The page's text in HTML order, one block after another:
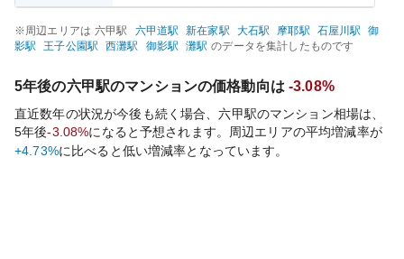
※周辺エリアは 六甲駅 六甲道駅 新在家駅 大石駅 摩耶駅 石屋川駅
御
影駅 王子公園駅 西灘駅 御影駅 灘駅 のデータを集計したものです
5年後の六甲駅のマンションの価格動向は -3.08%
直近数年の状況が今後も続く場合、六甲駅のマンション相場は、
5年後-3.08%になると予想されます。周辺エリアの平均増減率が
+4.73%に比べると低い増減率となっています。